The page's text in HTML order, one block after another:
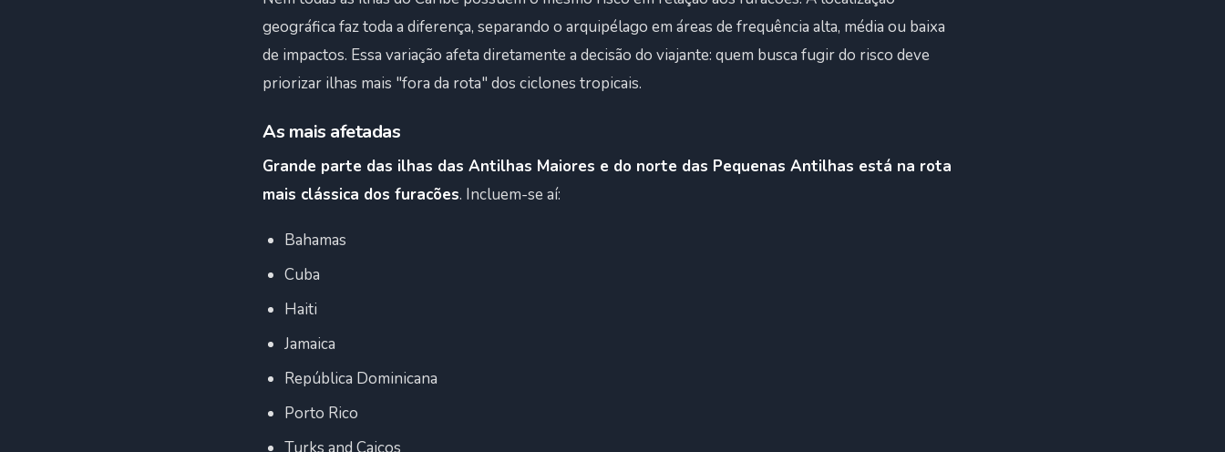
geográfica faz toda a diferença, separando o arquipélago em áreas de frequência alta, média ou baixa
de impactos. Essa variação afeta diretamente a decisão do viajante: quem busca fugir do risco deve
priorizar ilhas mais "fora da rota" dos ciclones tropicais.
As mais afetadas
Grande parte das ilhas das Antilhas Maiores e do norte das Pequenas Antilhas está na rota
mais clássica dos furacões. Incluem-se aí:
Bahamas
Cuba
Haiti
Jamaica
República Dominicana
Porto Rico